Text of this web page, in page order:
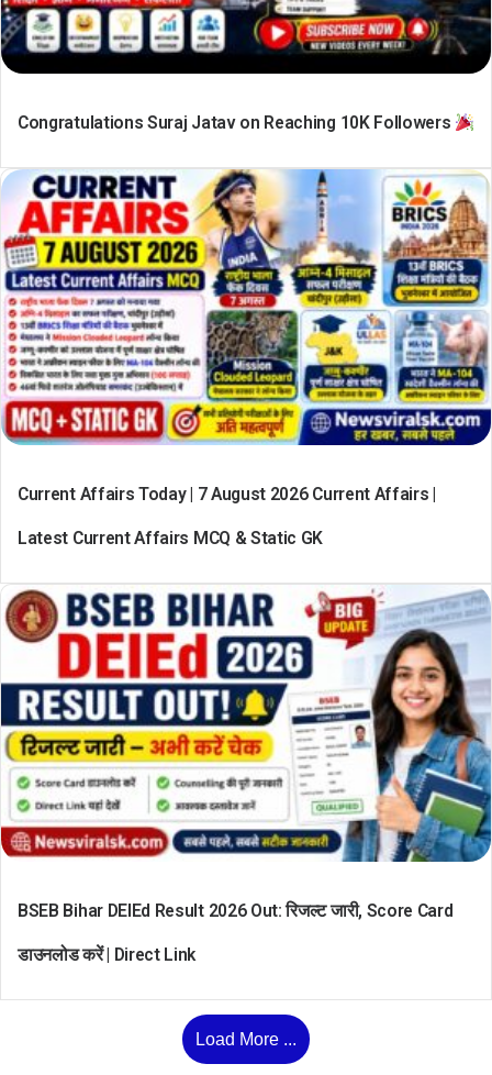
Congratulations Suraj Jatav on Reaching 10K Followers
Current Affairs Today | 7 August 2026 Current Affairs |
Latest Current Affairs MCQ & Static GK
BSEB Bihar DElEd Result 2026 Out: रिजल्ट जारी, Score Card
डाउनलोड करें | Direct Link
Load More ...